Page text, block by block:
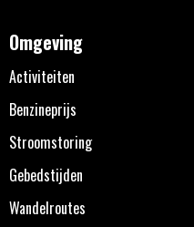
Omgeving
Activiteiten
Benzineprijs
Stroomstoring
Gebedstijden
Wandelroutes